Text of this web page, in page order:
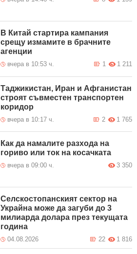
В Китай стартира кампания
срещу измамите в брачните
агенции
вчера в 10:53 ч. 1 211
1
Таджикистан, Иран и Афганистан
строят съвместен транспортен
коридор
вчера в 10:17 ч. 1 765
2
Как да намалите разхода на
гориво или ток на косачката
вчера в 09:00 ч. 3 350
Селскостопанският сектор на
Украйна може да загуби до 3
милиарда долара през текущата
година
04.08.2026 1 816
22